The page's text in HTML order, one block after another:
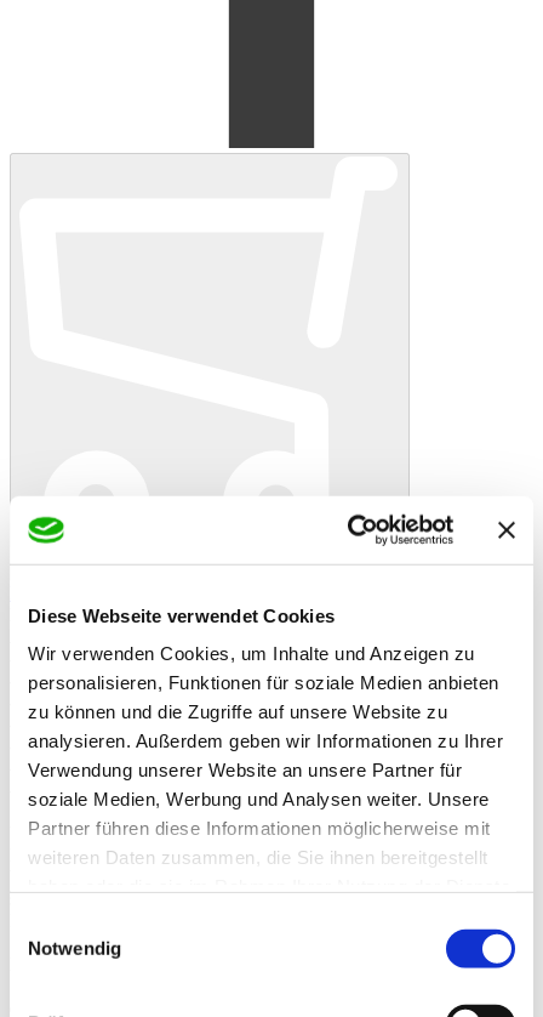
Diese Webseite verwendet Cookies
Wir verwenden Cookies, um Inhalte und Anzeigen zu
personalisieren, Funktionen für soziale Medien anbieten
zu können und die Zugriffe auf unsere Website zu
analysieren. Außerdem geben wir Informationen zu Ihrer
Verwendung unserer Website an unsere Partner für
soziale Medien, Werbung und Analysen weiter. Unsere
Partner führen diese Informationen möglicherweise mit
weiteren Daten zusammen, die Sie ihnen bereitgestellt
Notwendig
In den Warenkorb Danke! Etwas ist schiefgelaufen
Makana Schwarzkümmelöl 1l
- Einzelfuttermittel für Pferde -
- Nativ kaltgepresst
- Reich an vielen ungesättigten Fettsäuren
- 100 % rein - ohne Konservierungs- oder Zusatzstoffe
- Hergestellt in der eigenen Ölmühle Makana
- Schonend gefiltert
- Aus den Samen der Nigella Sativa Pflanze
Uralte Tradition: Der Prophet Mohammed hat die positiven
Eigenschaften von Schwarzkümmelöl bereits vor Jahrtausenden
schon seit jeher verwendet.
Durch seinen hohen Gehalt an Omega-6-Fettsäuren ist